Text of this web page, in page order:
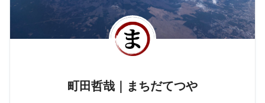
町田哲哉｜まちだてつや